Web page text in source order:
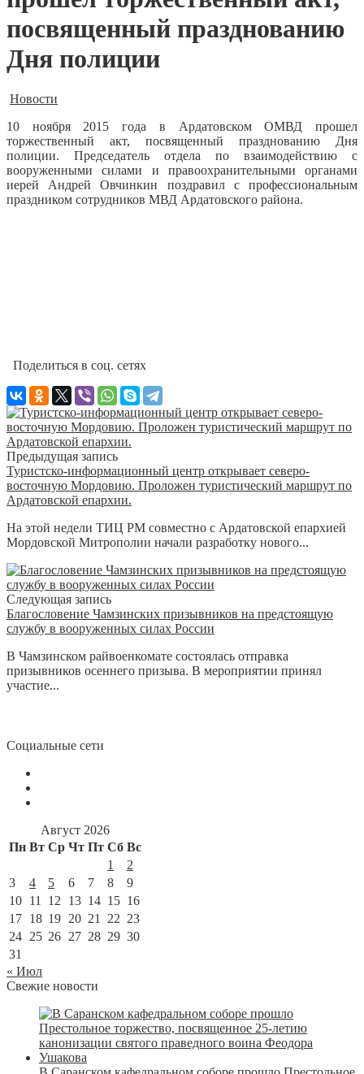
посвященный празднованию
Дня полиции
Новости
10 ноября 2015 года в Ардатовском ОМВД прошел
торжественный акт, посвященный празднованию Дня
полиции. Председатель отдела по взаимодействию с
вооруженными силами и правоохранительными органами
иерей Андрей Овчинкин поздравил с профессиональным
праздником сотрудников МВД Ардатовского района.
Поделиться в соц. сетях
Предыдущая запись
Туристско-информационный центр открывает северо-
восточную Мордовию. Проложен туристический маршрут по
Ардатовской епархии.
На этой недели ТИЦ РМ совместно с Ардатовской епархией
Мордовской Митрополии начали разработку нового...
Следующая запись
Благословение Чамзинских призывников на предстоящую
службу в вооруженных силах России
В Чамзинском райвоенкомате состоялась отправка
призывников осеннего призыва. В мероприятии принял
участие...
Социальные сети
Август 2026
Пн Вт Ср Чт Пт Сб Вс
1
2
3
4 5 6 7 8
9
10 11 12 13 14 15 16
17 18 19 20 21 22 23
24 25 26 27 28 29 30
31
« Июл
Свежие новости